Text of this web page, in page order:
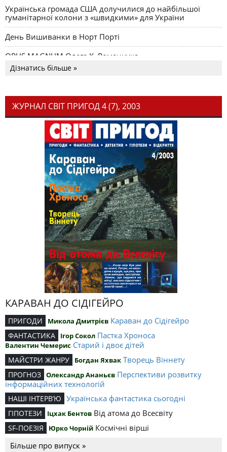
Українська громада США долучилися до найбільшої
гуманітарної колони з «швидкими» для України
День Вишиванки в Норт Порті
OPUS MAGNUM Олега К. Романчука
Дізнатись більше »
ЖУРНАЛ СВІТ ПРИГОД 4 (7), 2003
КАРАВАН ДО СІДІГЕЙРО
ПРИГОДИ Микола Дмитрієв Караван до Сідігейро
ФАНТАСТИКА Ігор Сокол Пастка Хроноса
Валентин Чемерис Старий і двоє дітей
МАЙСТРИ ЖАНРУ Богдан Яхвак Творець Віннету
ПРОГНОЗ Олександр Ананьєв Перспективи розвитку
інформаційних технологій
НАШІ ІНТЕРВ’Ю Українська фантастика сьогодні
ГІПОТЕЗИ Іцхак Бентов Від атома до Всесвіту
SF-ПОЕЗІЯ Юрко Чорній Космічні вірші
Більше про випуск »